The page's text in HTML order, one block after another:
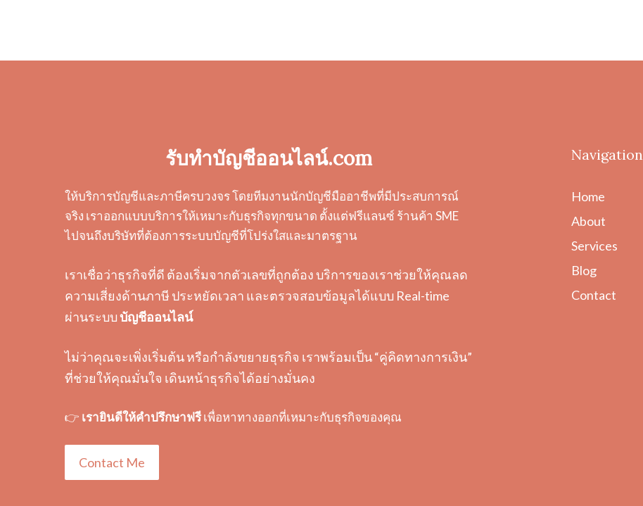
รับทำบัญชีออนไลน์.com
ให้บริการบัญชีและภาษีครบวงจร โดยทีมงานนักบัญชีมืออาชีพที่มีประสบการณ์
จริง เราออกแบบบริการให้เหมาะกับธุรกิจทุกขนาด ตั้งแต่ฟรีแลนซ์ ร้านค้า SME
ไปจนถึงบริษัทที่ต้องการระบบบัญชีที่โปร่งใสและมาตรฐาน
เราเชื่อว่าธุรกิจที่ดี ต้องเริ่มจากตัวเลขที่ถูกต้อง บริการของเราช่วยให้คุณลด
ความเสี่ยงด้านภาษี ประหยัดเวลา และตรวจสอบข้อมูลได้แบบ Real-time
ผ่านระบบบัญชีออนไลน์
ไม่ว่าคุณจะเพิ่งเริ่มต้น หรือกำลังขยายธุรกิจ เราพร้อมเป็น “คู่คิดทางการเงิน”
ที่ช่วยให้คุณมั่นใจ เดินหน้าธุรกิจได้อย่างมั่นคง
👉 เรายินดีให้คำปรึกษาฟรีเพื่อหาทางออกที่เหมาะกับธุรกิจของคุณ
Contact Me
Navigation
Home
About
Services
Blog
Contact